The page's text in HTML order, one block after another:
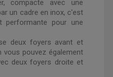
compacte avec une
un cadre en inox, c'est
performante pour une
deux foyers avant et
vous pouvez également
deux foyers droite et